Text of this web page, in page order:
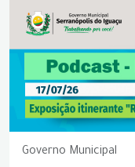
Governo Municipal